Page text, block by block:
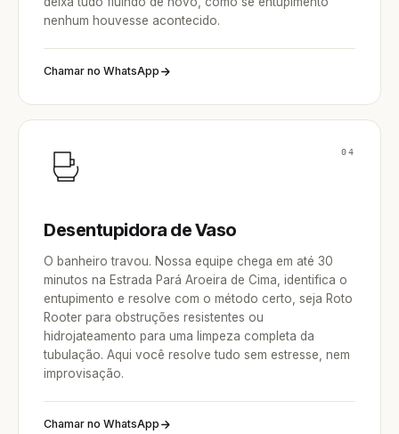
nenhum houvesse acontecido.
Chamar no WhatsApp
04
Desentupidora de Vaso
O banheiro travou. Nossa equipe chega em até 30
minutos na Estrada Pará Aroeira de Cima, identifica o
entupimento e resolve com o método certo, seja Roto
Rooter para obstruções resistentes ou
hidrojateamento para uma limpeza completa da
tubulação. Aqui você resolve tudo sem estresse, nem
improvisação.
Chamar no WhatsApp